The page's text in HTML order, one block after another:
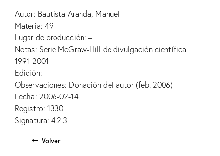
Autor: Bautista Aranda, Manuel
Materia: 49
Lugar de producción: –
Notas: Serie McGraw-Hill de divulgación científica
1991-2001
Edición: –
Observaciones: Donación del autor (feb. 2006)
Fecha: 2006-02-14
Registro: 1330
Signatura: 4.2.3
Volver